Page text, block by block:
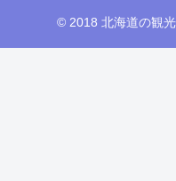
© 2018 北海道の観